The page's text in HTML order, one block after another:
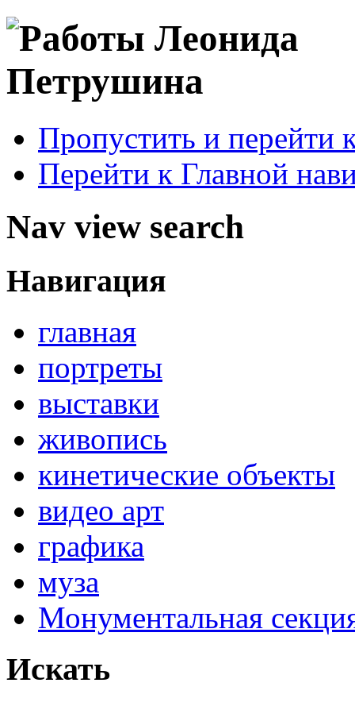
Пропустить и перейти
Перейти к Главной
Nav view search
Навигация
главная
портреты
выставки
живопись
кинетические объекты
видео арт
графика
муза
Монументальная
Искать